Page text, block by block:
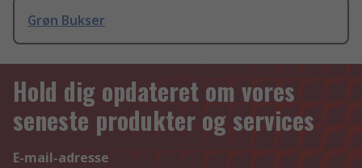
Grøn Bukser
Hold dig opdateret om vores
seneste produkter og services
E-mail-adresse